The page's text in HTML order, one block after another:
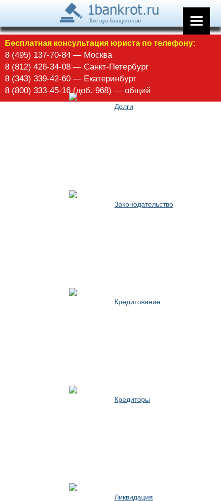
Бесплатная консультация юриста по телефону:
8 (495) 137-70-84 — Москва
8 (812) 426-34-08 — Санкт-Петербург
8 (343) 339-42-60 — Екатеринбург
8 (800) 333-45-16 (доб. 968) — общий
Арбитражное управление
Долги
Законодательство
Кредитование
Кредиторы
Ликвидация